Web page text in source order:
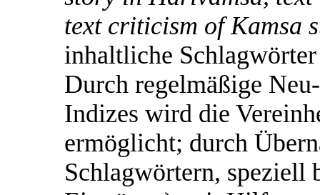
text criticism of Kamsa
inhaltliche
Durch regelmäßige
Indizes wird die
ermöglicht; durch
Schlagwörtern, speziell